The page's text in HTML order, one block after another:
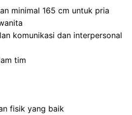
minimal 165 cm untuk pria
komunikasi dan interpersonal
tim
fisik yang baik